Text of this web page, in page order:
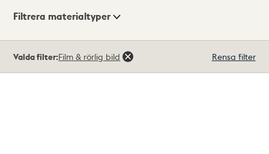
Visningsläge
Filtrera materialtyper
träffar
Valda filter:Film & rörlig bild Rensa filter